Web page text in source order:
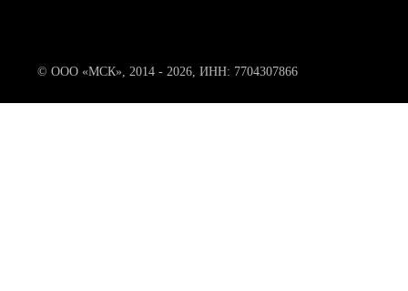
© ООО «МСК», 2014 - 2026, ИНН: 7704307866